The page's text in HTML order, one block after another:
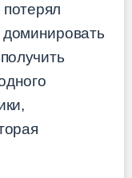
потерял